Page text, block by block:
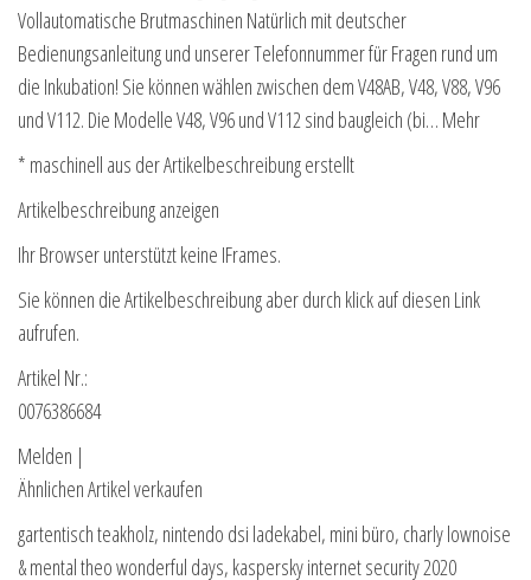
Vollautomatische Brutmaschinen Natürlich mit deutscher
Bedienungsanleitung und unserer Telefonnummer für Fragen rund um
die Inkubation! Sie können wählen zwischen dem V48AB, V48, V88, V96
und V112. Die Modelle V48, V96 und V112 sind baugleich (bi… Mehr
* maschinell aus der Artikelbeschreibung erstellt
Artikelbeschreibung anzeigen
Ihr Browser unterstützt keine IFrames.
Sie können die Artikelbeschreibung aber durch klick auf diesen Link
aufrufen.
Artikel Nr.:
0076386684
Melden |
Ähnlichen Artikel verkaufen
gartentisch teakholz, nintendo dsi ladekabel, mini büro, charly lownoise
& mental theo wonderful days, kaspersky internet security 2020